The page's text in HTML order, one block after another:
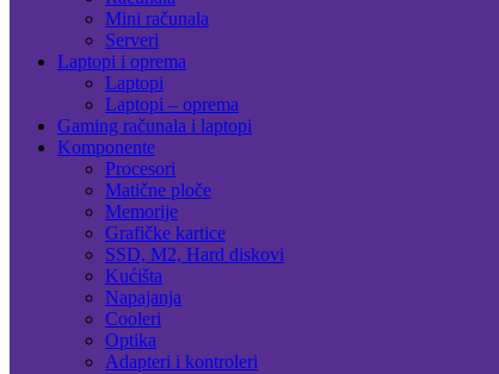
Mini računala
Serveri
Laptopi i oprema
Laptopi
Laptopi – oprema
Gaming računala i laptopi
Komponente
Procesori
Matične ploče
Memorije
Grafičke kartice
SSD, M2, Hard diskovi
Kućišta
Napajanja
Cooleri
Optika
Adapteri i kontroleri